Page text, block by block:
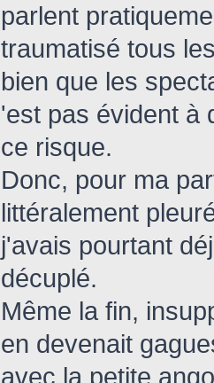
parlent
traumatisé tous
bien que les
'est pas évident à
ce risque.
Donc, pour ma
littéralement
j'avais pourtant
décuplé.
Même la fin,
en devenait
avec la petite